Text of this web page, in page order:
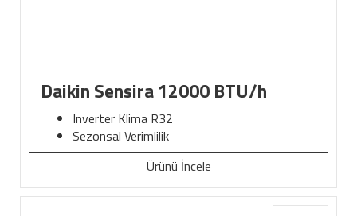
Daikin Sensira 12000 BTU/h
Inverter Klima R32
Sezonsal Verimlilik
Ürünü İncele